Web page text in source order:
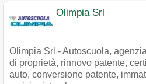
Olimpia Srl
Olimpia Srl - Autoscuola,
di proprietà, rinnovo patente,
auto, conversione patente,